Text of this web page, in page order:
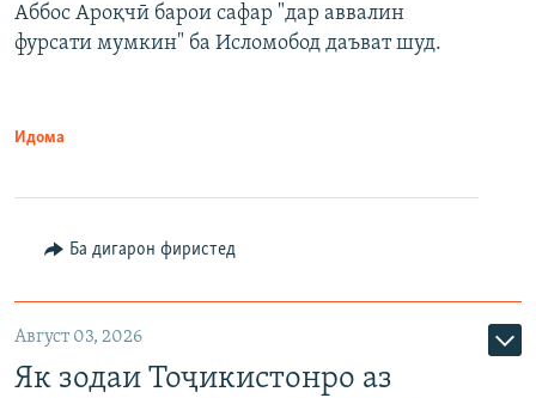
Аббос Ароқчӣ барои сафар "дар аввалин
фурсати мумкин" ба Исломобод даъват шуд.
Идома
Ба дигарон фиристед
Август 03, 2026
Як зодаи Тоҷикистонро аз